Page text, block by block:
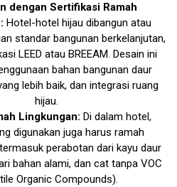
dengan Sertifikasi Ramah
Hotel-hotel hijau dibangun atau
standar bangunan berkelanjutan,
LEED atau BREEAM. Desain ini
bahan bangunan daur
lebih baik, dan integrasi ruang
hijau.
Lingkungan: Di dalam hotel,
digunakan juga harus ramah
perabotan dari kayu daur
bahan alami, dan cat tanpa VOC
Organic Compounds).